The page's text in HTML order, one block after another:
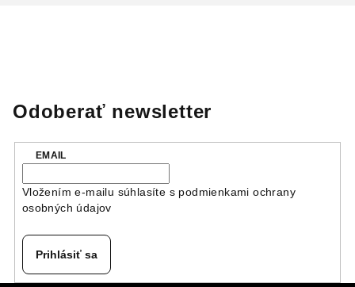
Odoberať newsletter
EMAIL
Vložením e-mailu súhlasíte s podmienkami ochrany
osobných údajov
Prihlásiť sa